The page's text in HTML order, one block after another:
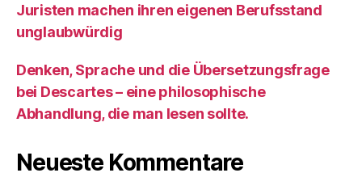
Juristen machen ihren eigenen Berufsstand
unglaubwürdig
Denken, Sprache und die Übersetzungsfrage
bei Descartes – eine philosophische
Abhandlung, die man lesen sollte.
Neueste Kommentare